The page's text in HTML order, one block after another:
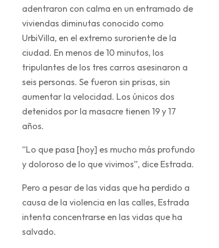
adentraron con calma en un entramado de
viviendas diminutas conocido como
UrbiVilla, en el extremo suroriente de la
ciudad. En menos de 10 minutos, los
tripulantes de los tres carros asesinaron a
seis personas. Se fueron sin prisas, sin
aumentar la velocidad. Los únicos dos
detenidos por la masacre tienen 19 y 17
años.
“Lo que pasa [hoy] es mucho más profundo
y doloroso de lo que vivimos”, dice Estrada.
Pero a pesar de las vidas que ha perdido a
causa de la violencia en las calles, Estrada
intenta concentrarse en las vidas que ha
salvado.